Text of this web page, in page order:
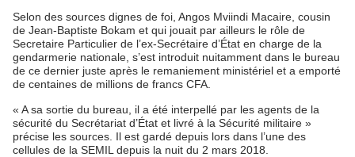
Selon des sources dignes de foi, Angos Mviindi Macaire, cousin
de Jean-Baptiste Bokam et qui jouait par ailleurs le rôle de
Secretaire Particulier de l’ex-Secrétaire d’État en charge de la
gendarmerie nationale, s’est introduit nuitamment dans le bureau
de ce dernier juste après le remaniement ministériel et a emporté
de centaines de millions de francs CFA.
« A sa sortie du bureau, il a été interpellé par les agents de la
sécurité du Secrétariat d’État et livré à la Sécurité militaire »
précise les sources. Il est gardé depuis lors dans l’une des
cellules de la SEMIL depuis la nuit du 2 mars 2018.